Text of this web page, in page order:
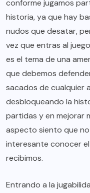
conforme jugamos
historia, ya que hay
nudos que desatar,
vez que entras al
es el tema de una
que debemos
sacados de cualquier
desbloqueando la
partidas y en mejorar
aspecto siento que no
interesante conocer
recibimos.
Entrando a la